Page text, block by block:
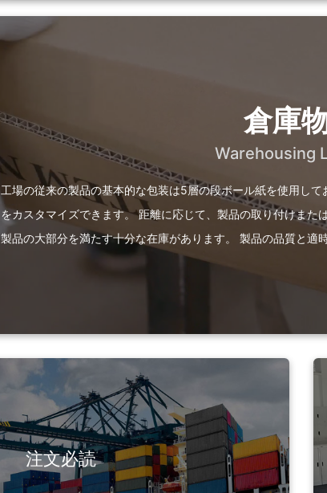
倉庫
Warehousing
工場の従来の製品の基本的な包装は5層の段ボール紙を使用し
をカスタマイズできます。 距離に応じて、製品の取り付けま
製品の大部分を満たす十分な在庫があります。 製品の品質と適
注文必読